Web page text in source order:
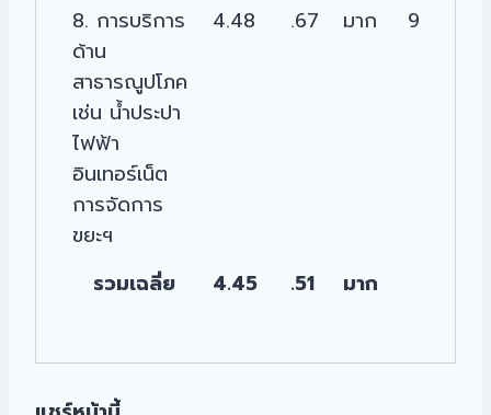
8. การบริการ
ด้าน
สาธารณูปโภค
เช่น น้ำประปา
ไฟฟ้า
อินเทอร์เน็ต
การจัดการ
ขยะฯ
4.48 .67 มาก 9
รวมเฉลี่ย 4.45 .51 มาก